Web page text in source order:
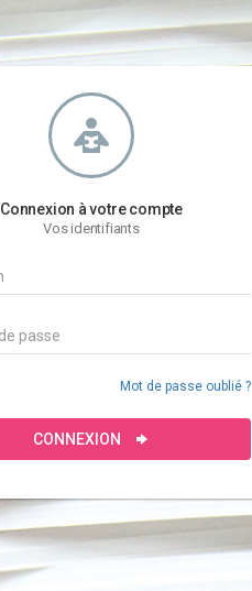
Connexion à votre compte
Vos identifiants
Mot de passe oublié ?
CONNEXION